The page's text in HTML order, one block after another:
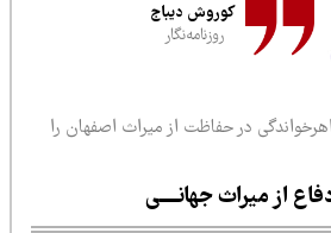
کوروش دیباج
روزنامه‌نگار
در حفاظت از میراث اصفهان را
جهانــــی